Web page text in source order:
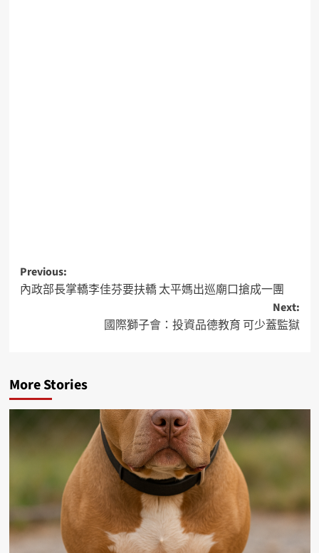
Previous:
內政部長掌轎李佳芬要扶轎 太平媽出巡廟口搶成一團
Next:
國際獅子會：投資品德教育 可少蓋監獄
More Stories